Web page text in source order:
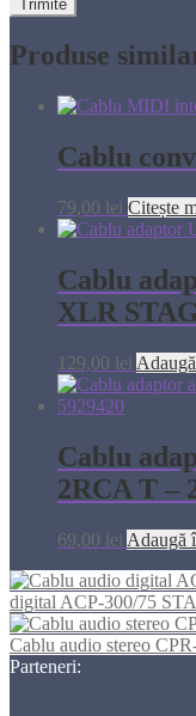
Produse
Cablu
79,00 lei Citește
Cablu
XLR
129,00 lei
Cablu
2RCA T –
69,00 lei Adaugă
digital ACP-300/75
Cablu audio stereo
Parteneri: